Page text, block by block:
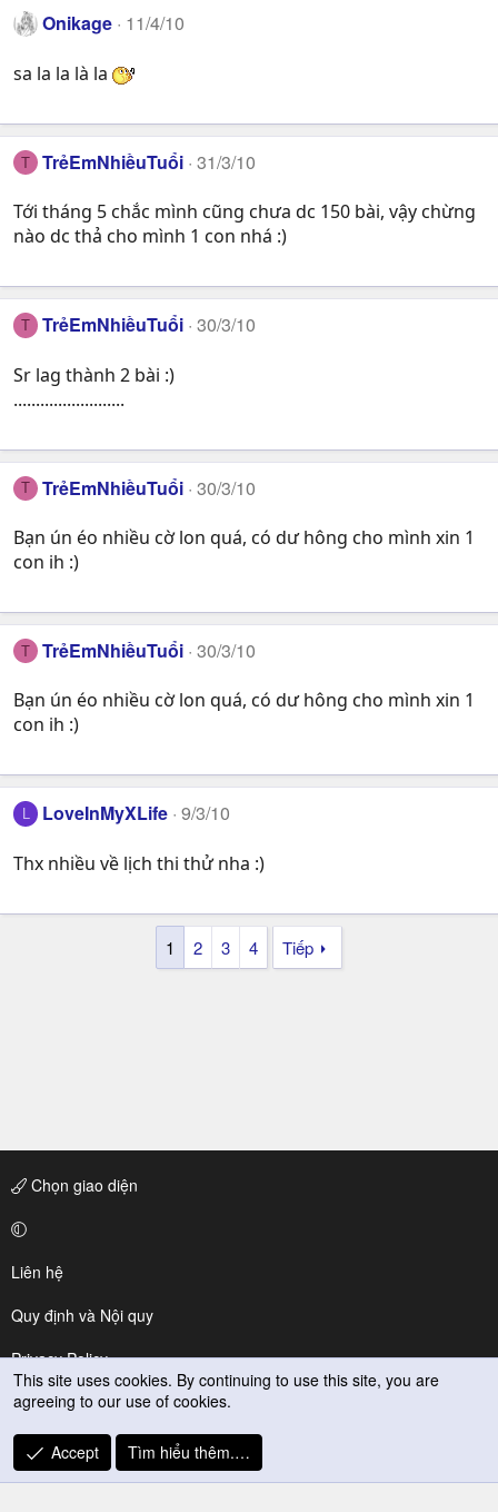
Onikage 11/4/10
sa la la là la
T TrẻEmNhiềuTuổi 31/3/10
Tới tháng 5 chắc mình cũng chưa dc 150 bài, vậy chừng
nào dc thả cho mình 1 con nhá :)
T TrẻEmNhiềuTuổi 30/3/10
Sr lag thành 2 bài :)
.........................
T TrẻEmNhiềuTuổi 30/3/10
Bạn ún éo nhiều cờ lon quá, có dư hông cho mình xin 1
con ih :)
T TrẻEmNhiềuTuổi 30/3/10
Bạn ún éo nhiều cờ lon quá, có dư hông cho mình xin 1
con ih :)
L LoveInMyXLife 9/3/10
Thx nhiều về lịch thi thử nha :)
1 2 3 4 Tiếp
Chọn giao diện
Liên hệ
Quy định và Nội quy
Privacy Policy
Trợ giúp
R
S
This site uses cookies. By continuing to use this site, you are
agreeing to our use of cookies.
Accept Tìm hiểu thêm.…